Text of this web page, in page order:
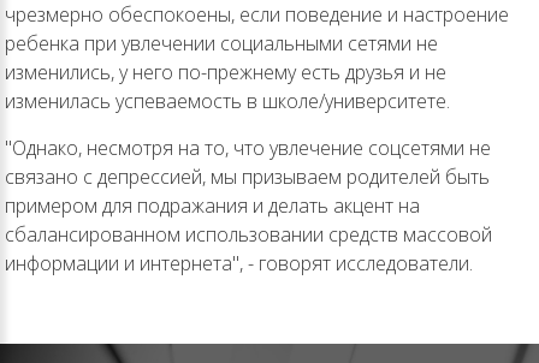
чрезмерно обеспокоены, если поведение и настроение
ребенка при увлечении социальными сетями не
изменились, у него по-прежнему есть друзья и не
изменилась успеваемость в школе/университете.
"Однако, несмотря на то, что увлечение соцсетями не
связано с депрессией, мы призываем родителей быть
примером для подражания и делать акцент на
сбалансированном использовании средств массовой
информации и интернета", - говорят исследователи.